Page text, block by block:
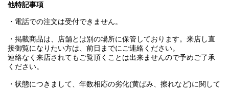
他特記事項
・電話での注文は受付できません。
・掲載商品は、店舗とは別の場所に保管しております。来店し直
接御覧になりたい方は、前日までにご連絡ください。
連絡なく来店されてもご覧頂くことは出来ませんので予めご了承
ください。
・状態につきまして、年数相応の劣化(黄ばみ、擦れなど)に関して